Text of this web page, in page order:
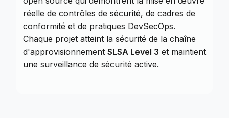
réelle de contrôles de sécurité, de cadres de
conformité et de pratiques DevSecOps.
Chaque projet atteint la sécurité de la chaîne
d'approvisionnement SLSA Level 3 et maintient
une surveillance de sécurité active.